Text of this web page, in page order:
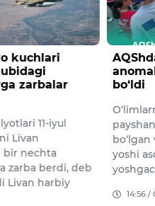
kuchlari
zarbalar
11-iyul
Livan
bir nechta
zarba berdi, deb
Livan harbiy
bo‘ldi
yoshi
14:56 /